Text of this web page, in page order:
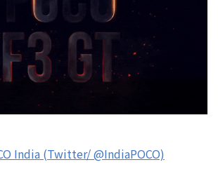
India (Twitter/ @IndiaPOCO)